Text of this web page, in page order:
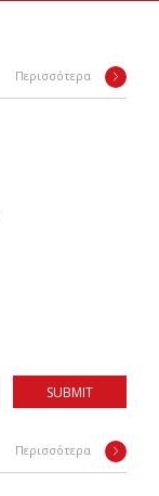
Περισσότερα
SUBMIT
Περισσότερα